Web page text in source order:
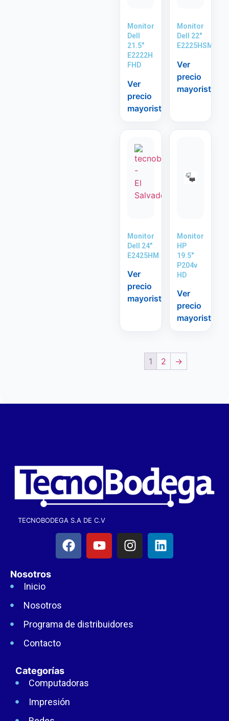
Monitor
Dell
21.5″
E2222H
FHD
Ver
precio
mayorista
Monitor
Dell 22″
E2225HSM
Ver
precio
mayorista
Monitor
Dell 24″
E2425HM
Ver
precio
mayorista
Monitor
HP
19.5″
P204v
HD
Ver
precio
mayorista
1 2 →
TECNOBODEGA S.A DE C.V
Nosotros
Inicio
Nosotros
Programa de distribuidores
Contacto
Categorías
Computadoras
Impresión